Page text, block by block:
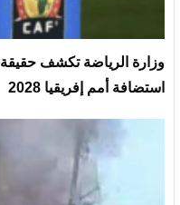
وزارة الرياضة تكشف
استضافة أمم إفريقيا 2028